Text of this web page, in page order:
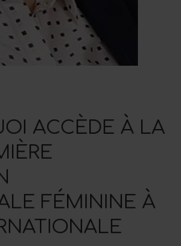
ACCÈDE À LA
FÉMININE À